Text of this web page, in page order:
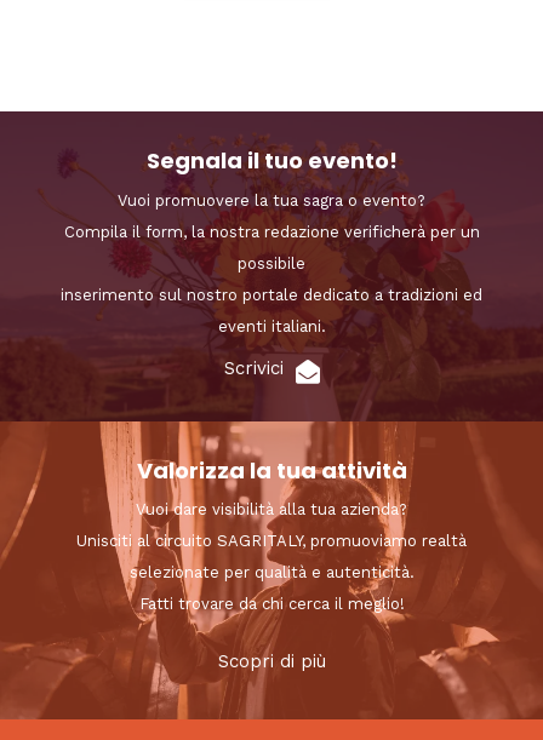
Segnala il tuo evento!
Vuoi promuovere la tua sagra o evento?
Compila il form, la nostra redazione verificherà per un
possibile
inserimento sul nostro portale dedicato a tradizioni ed
eventi italiani.
Scrivici
Valorizza la tua attività
Vuoi dare visibilità alla tua azienda?
Unisciti al circuito SAGRITALY, promuoviamo realtà
selezionate per qualità e autenticità.
Fatti trovare da chi cerca il meglio!
Scopri di più